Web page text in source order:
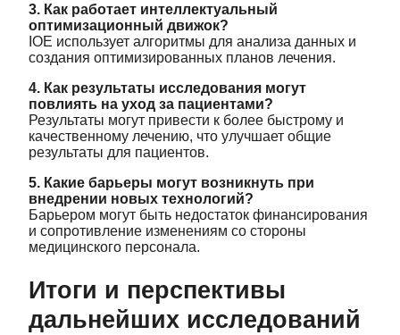
3. Как работает интеллектуальный
оптимизационный движок?
IOE использует алгоритмы для анализа данных и
создания оптимизированных планов лечения.
4. Как результаты исследования могут
повлиять на уход за пациентами?
Результаты могут привести к более быстрому и
качественному лечению, что улучшает общие
результаты для пациентов.
5. Какие барьеры могут возникнуть при
внедрении новых технологий?
Барьером могут быть недостаток финансирования
и сопротивление изменениям со стороны
медицинского персонала.
Итоги и перспективы
дальнейших исследований